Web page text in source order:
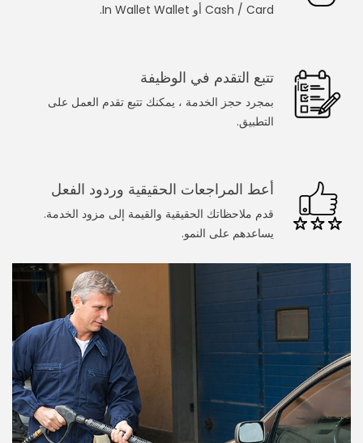
النجار
سباك
الرسامين
تنظيف المنزل
خدمات عند الطلب
طبيب
المجمل
تدليك
غسيل سيارة
كلب يمشي
Cash / Card أو In Wallet Wallet.
تتبع التقدم في الوظيفة
بمجرد حجز الخدمة ، يمكنك تتبع تقدم العمل على
التطبيق.
أعط المراجعات الحقيقية وردود الفعل
قدم ملاحظاتك الحقيقية والقيمة إلى مزود الخدمة.
يساعدهم على النمو.